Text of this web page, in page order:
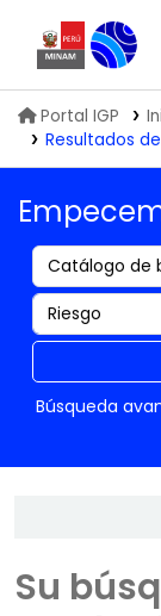
Portal IGP
Resultados
Búsqueda
Su